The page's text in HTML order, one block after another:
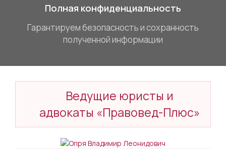
Полная конфиденциальность
Гарантируем безопасность и сохранность
полученной информации
Ведущие юристы и
адвокаты «Правовед-Плюс»